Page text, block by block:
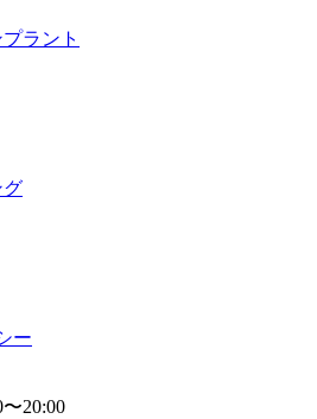
ラント
グ
ー
〜20:00